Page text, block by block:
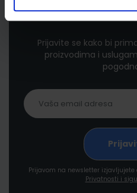
Prijavite se kako bi
proizvodima i
Prijavom na newsletter
Privatnosti i